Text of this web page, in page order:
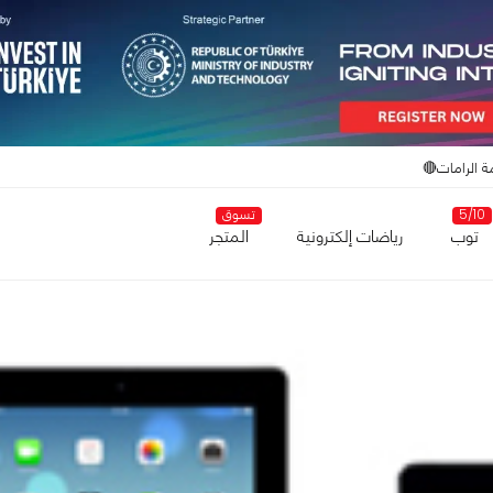
الرامات🔴
5/10
توب رياضات إلكترونية
تسوق
المتجر